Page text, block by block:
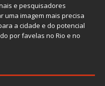
e pesquisadores
uma imagem mais precisa
a cidade e do potencial
por favelas no Rio e no